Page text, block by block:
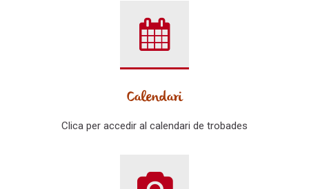
Calendari
Clica per accedir al calendari de trobades